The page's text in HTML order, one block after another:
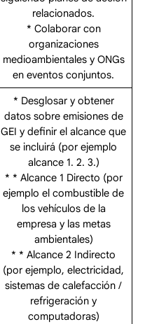
relacionados.
* Colaborar con
organizaciones
medioambientales y ONGs
en eventos conjuntos.
* Desglosar y obtener
datos sobre emisiones de
GEI y definir el alcance que
se incluirá (por ejemplo
alcance 1. 2. 3.)
* * Alcance 1 Directo (por
ejemplo el combustible de
los vehículos de la
empresa y las metas
ambientales)
* * Alcance 2 Indirecto
(por ejemplo, electricidad,
sistemas de calefacción /
refrigeración y
computadoras)